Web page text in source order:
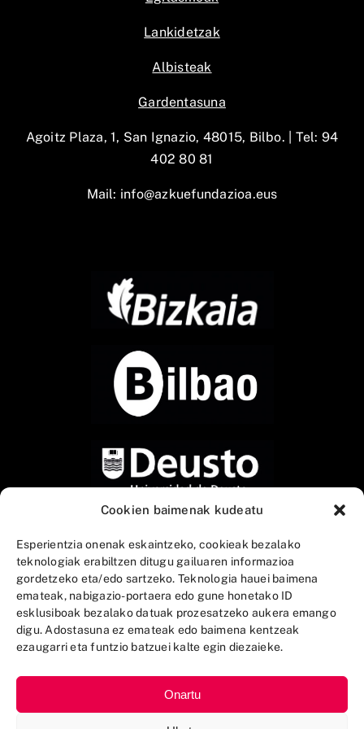
Cookien baimenak kudeatu
Esperientzia onenak eskaintzeko, cookieak bezalako
teknologiak erabiltzen ditugu gailuaren informazioa
gordetzeko eta/edo sartzeko. Teknologia hauei baimena
emateak, nabigazio-portaera edo gune honetako ID
esklusiboak bezalako datuak prozesatzeko aukera emango
digu. Adostasuna ez emateak edo baimena kentzeak
ezaugarri eta funtzio batzuei kalte egin diezaieke.
Onartu
Lankidetzak
Albisteak
Gardentasuna
Agoitz Plaza, 1, San Ignazio, 48015, Bilbo. | Tel: 94
402 80 81
Mail: info@azkuefundazioa.eus